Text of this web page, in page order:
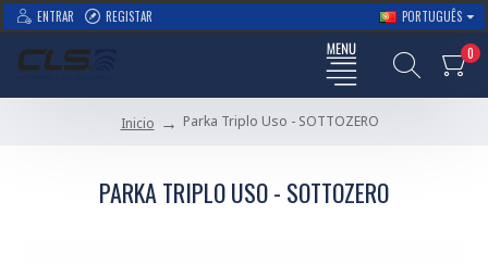
ENTRAR REGISTAR PORTUGUÊS
0
Inicio Parka Triplo Uso - SOTTOZERO
PARKA TRIPLO USO - SOTTOZERO